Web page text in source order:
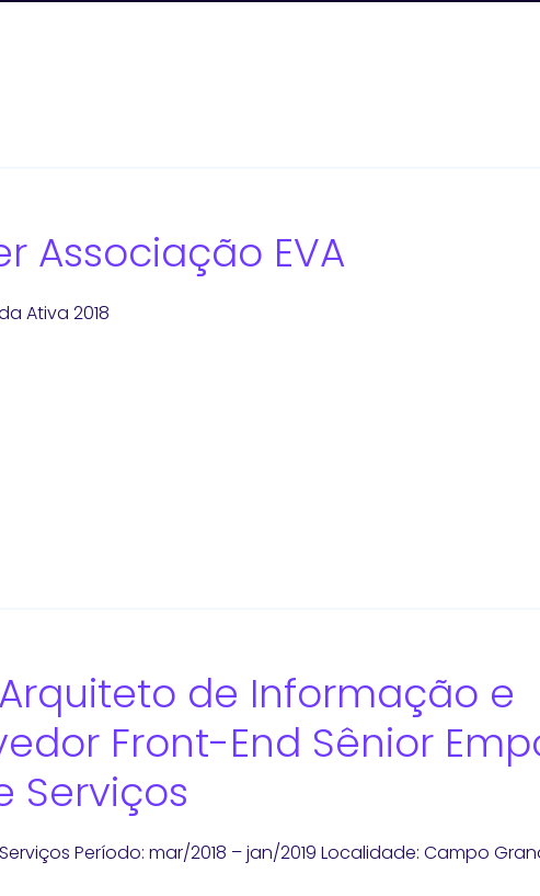
Associação EVA
Ativa 2018
de Informação e
Front-End Sênior
Serviços
Período: mar/2018 – jan/2019 Localidade: Campo